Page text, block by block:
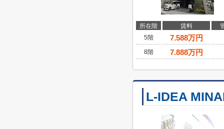
所在階 賃料
5階
7.588万円
8階 7.888万円
L-IDEA